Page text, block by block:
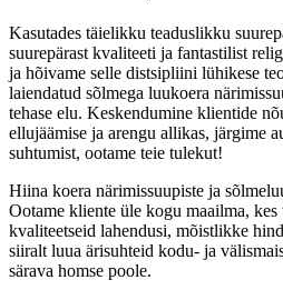
Kasutades täielikku teaduslikku
suurepärast kvaliteeti ja fantastilist
ja hõivame selle distsipliini lühikese
laiendatud sõlmega luukoera
tehase elu. Keskendumine klientide
ellujäämise ja arengu allikas, järgime
suhtumist, ootame teie tulekut!
Hiina koera närimissuupiste ja
Ootame kliente üle kogu maailma,
kvaliteetseid lahendusi, mõistlikke
siiralt luua ärisuhteid kodu- ja
särava homse poole.